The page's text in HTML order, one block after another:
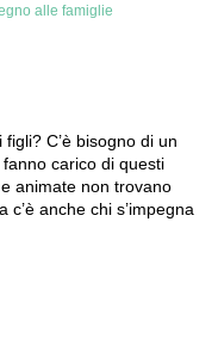
alle famiglie
C’è bisogno di un
carico di questi
animate non trovano
anche chi s’impegna